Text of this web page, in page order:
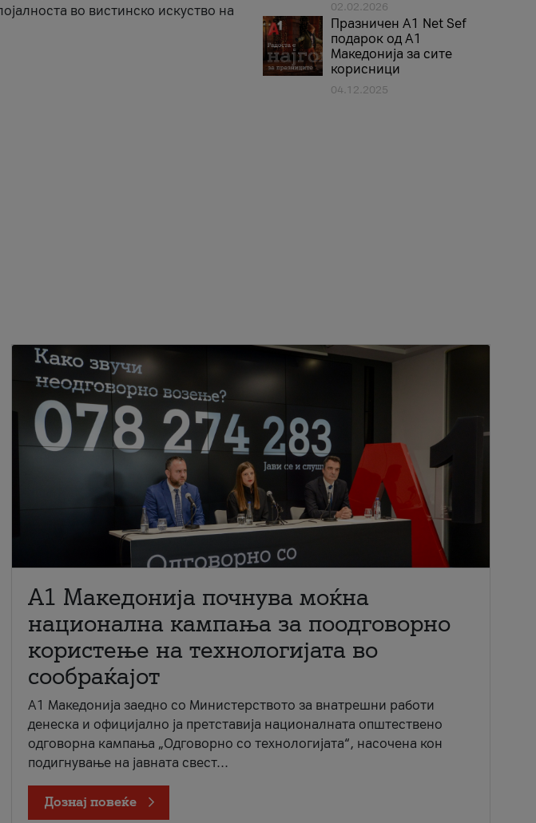
во вистинско искуство на
02.02.2026
Празничен A1 Net Sеf
подарок од А1
Македонија за сите
корисници
04.12.2025
A1 Македонија почнува моќна
национална кампања за поодговорно
користење на технологијата во
сообраќајот
A1 Македонија заедно со Министерството за внатрешни работи
денеска и официјално ја претставија националната општествено
одговорна кампања „Одговорно со технологијата“, насочена кон
подигнување на јавната свест...
Дознај повеќе